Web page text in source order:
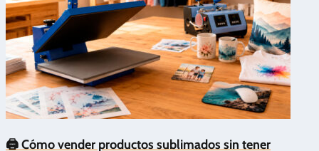
🖨️ Cómo vender productos sublimados sin tener